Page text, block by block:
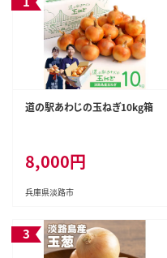
道の駅あわじの玉ねぎ10kg箱
8,000円
兵庫県淡路市